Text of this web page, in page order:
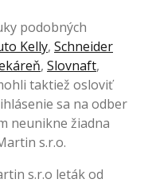
podobných
Kelly, Schneider
, Slovnaft,
taktiež osloviť
sa na odber
neunikne žiadna
s.r.o.
s.r.o leták od